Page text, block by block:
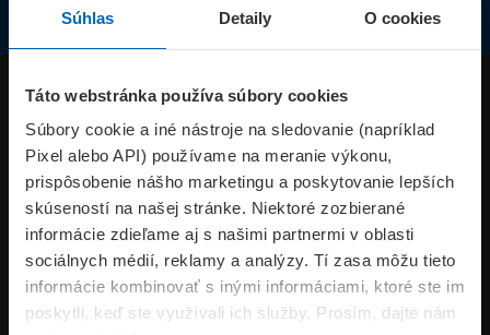
Súhlas Detaily O cookies
Táto webstránka používa súbory cookies
Súbory cookie a iné nástroje na sledovanie (napríklad
Pixel alebo API) používame na meranie výkonu,
prispôsobenie nášho marketingu a poskytovanie lepších
skúseností na našej stránke. Niektoré zozbierané
informácie zdieľame aj s našimi partnermi v oblasti
sociálnych médií, reklamy a analýzy. Tí zasa môžu tieto
informácie kombinovať s inými informáciami, ktoré ste im
poskytli, keď ste využívali ich služby. Prosím, dajte nám
Produkty
Superpoistenie.sk
Informácie
Typy poistení